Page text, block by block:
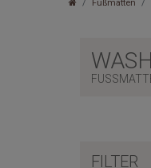
Fußmatten
FILTER